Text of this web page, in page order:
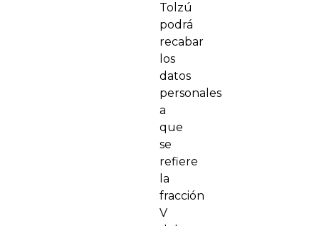
Tolzú
podrá
recabar
los
datos
personales
a
que
se
refiere
la
fracción
V